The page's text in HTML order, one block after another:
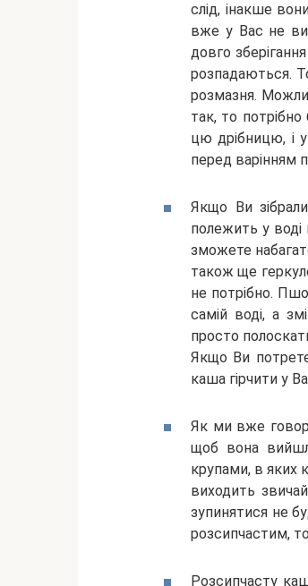
слід, інакше
вже у Вас не
довго
розпадаються.
розмазня.
так, то
цю дрібницю, і
перед варінням
Якщо Ви
полежить у воді
зможете
також ще
не потрібно.
самій воді, а
просто
Якщо Ви
каша гірчити у
Як ми вже
щоб вона
крупами, в яких
виходить
зупинятися не
розсипчастим,
Розсипчасту